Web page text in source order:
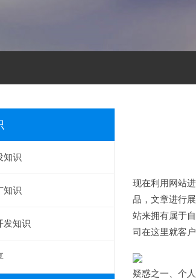
知识
知识
发知识
现在利用网站
品，文章进行
站来拥有属于
司在这里就客
疑惑之一、个